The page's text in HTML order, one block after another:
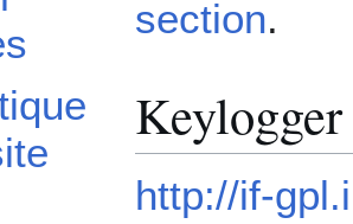
section.
Keylogger
http://if-